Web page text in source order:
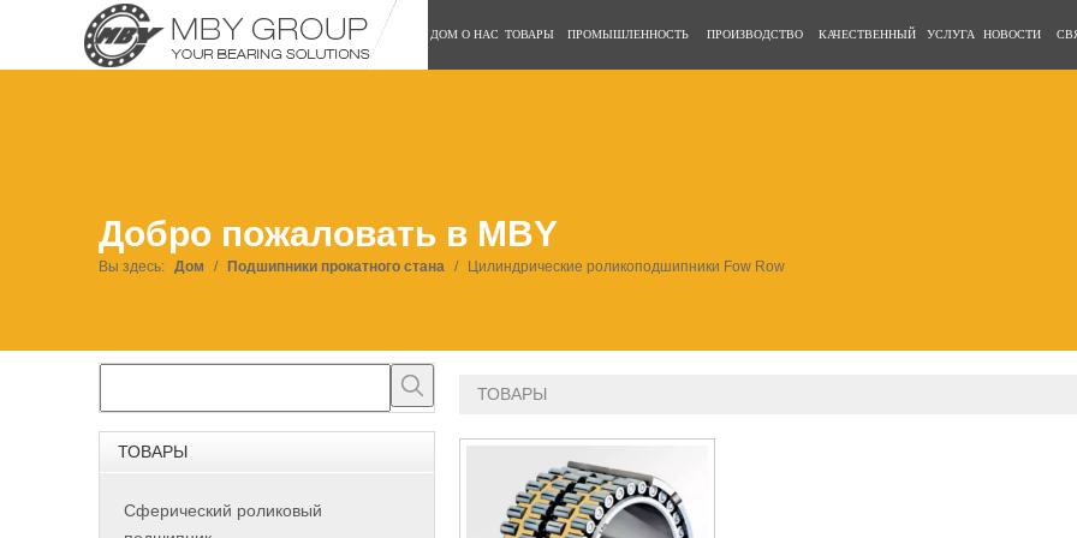
ДОМ О НАС ТОВАРЫ ПРОМЫШЛЕННОСТЬ ПРОИЗВОДСТВО КАЧЕСТВЕННЫЙ УСЛУГА НОВОСТИ
Добро пожаловать в MBY
Вы здесь: Дом / Подшипники прокатного стана / Цилиндрические роликоподшипники Fow Row
ТОВАРЫ
Сферический роликовый
ТОВАРЫ